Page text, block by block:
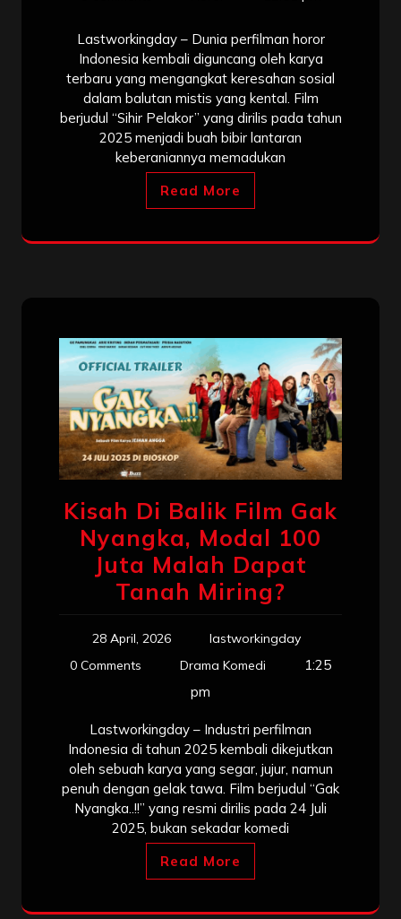
Lastworkingday – Dunia perfilman horor
Indonesia kembali diguncang oleh karya
terbaru yang mengangkat keresahan sosial
dalam balutan mistis yang kental. Film
berjudul “Sihir Pelakor” yang dirilis pada tahun
2025 menjadi buah bibir lantaran
keberaniannya memadukan
Read More
Kisah Di Balik Film Gak
Nyangka, Modal 100
Juta Malah Dapat
Tanah Miring?
28 April, 2026
lastworkingday
0 Comments
Drama Komedi
1:25
pm
Lastworkingday – Industri perfilman
Indonesia di tahun 2025 kembali dikejutkan
oleh sebuah karya yang segar, jujur, namun
penuh dengan gelak tawa. Film berjudul “Gak
Nyangka..!!” yang resmi dirilis pada 24 Juli
2025, bukan sekadar komedi
Read More